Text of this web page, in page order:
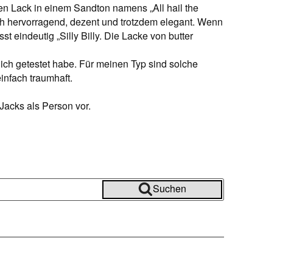
Lack in einem Sandton namens „All hail the
hervorragend, dezent und trotzdem elegant. Wenn
eindeutig „Silly Billy. Die Lacke von butter
getestet habe. Für meinen Typ sind solche
traumhaft.
als Person vor.
Suchen